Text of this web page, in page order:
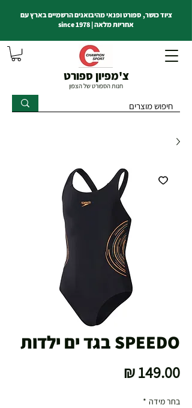
צ'מפיון ספורט
חנות הספורט של הצפון
ציוד כושר, ספורט ופנאי מהיבואנים הרשמיים בארץ עם
אחריות מלאה | since 1978
SPEEDO בגד ים ילדות
בחר מידה *